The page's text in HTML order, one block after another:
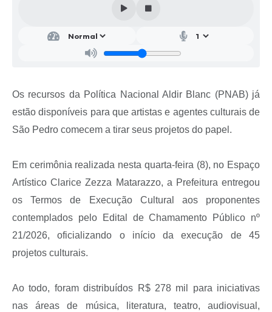
Conselhos Municipais
Os recursos da Política Nacional Aldir Blanc (PNAB) já
estão disponíveis para que artistas e agentes culturais de
São Pedro comecem a tirar seus projetos do papel.
Em cerimônia realizada nesta quarta-feira (8), no Espaço
Artístico Clarice Zezza Matarazzo, a Prefeitura entregou
os Termos de Execução Cultural aos proponentes
contemplados pelo Edital de Chamamento Público nº
21/2026, oficializando o início da execução de 45
projetos culturais.
Ao todo, foram distribuídos R$ 278 mil para iniciativas
nas áreas de música, literatura, teatro, audiovisual,